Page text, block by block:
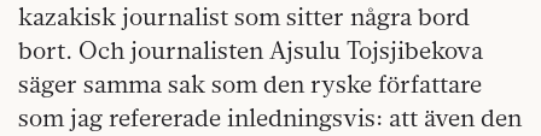
kazakisk journalist som sitter några bord
bort. Och journalisten Ajsulu Tojsjibekova
säger samma sak som den ryske författare
som jag refererade inledningsvis: att även den